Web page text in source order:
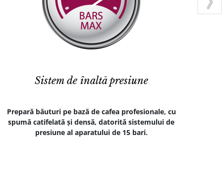
Sistem de înaltă presiune
Prepară băuturi pe bază de cafea profesionale, cu
spumă catifelată și densă, datorită sistemului de
presiune al aparatului de 15 bari.